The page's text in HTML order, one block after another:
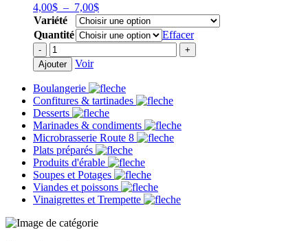
4,00$ – 7,00$Plage
de
prix :
4,00$
à
Variété
Quantité
Effacer
-
quantité
de
Pain
de
ménage
Auger
+
Ajouter
Voir
Boulangerie
Confitures & tartinades
Desserts
Marinades & condiments
Microbrasserie Route 8
Plats préparés
Produits d'érable
Soupes et Potages
Viandes et poissons
Vinaigrettes et Trempette